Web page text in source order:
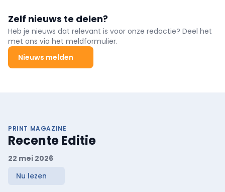
Zelf nieuws te delen?
Heb je nieuws dat relevant is voor onze redactie? Deel het
met ons via het meldformulier.
Nieuws melden
PRINT MAGAZINE
Recente Editie
22 mei 2026
Nu lezen